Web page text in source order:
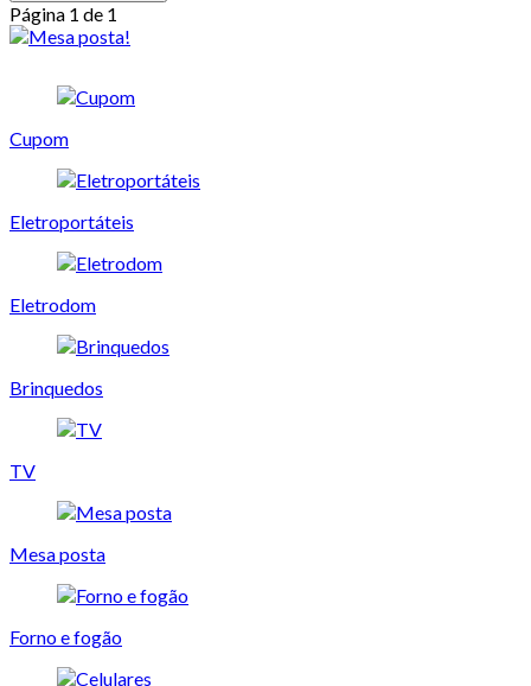
Página 1 de 1
Cupom
Eletroportáteis
Eletrodom
Brinquedos
TV
Mesa posta
Forno e fogão